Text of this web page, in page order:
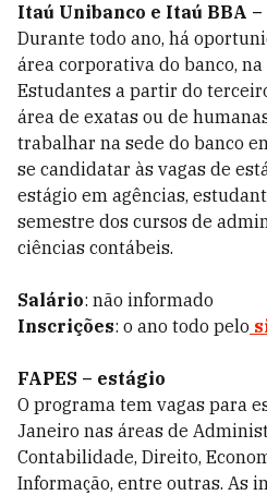
Itaú Unibanco e Itaú BBA
Durante todo ano, há
área corporativa do banco, na
Estudantes a partir do
área de exatas ou de
trabalhar na sede do banco
se candidatar às vagas de
estágio em agências,
semestre dos cursos de
ciências contábeis.
Salário: não informado
Inscrições: o ano todo pelo
FAPES – estágio
O programa tem vagas para
Janeiro nas áreas de
Contabilidade, Direito,
Informação, entre outras. As